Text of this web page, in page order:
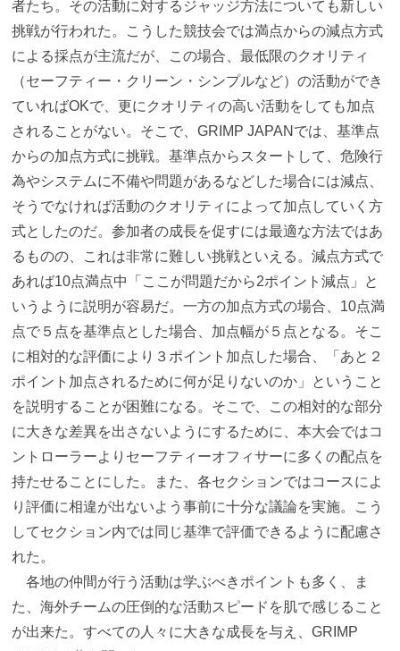
者たち。その活動に対するジャッジ方法についても新しい
挑戦が行われた。こうした競技会では満点からの減点方式
による採点が主流だが、この場合、最低限のクオリティ
（セーフティー・クリーン・シンプルなど）の活動ができ
ていればOKで、更にクオリティの高い活動をしても加点
されることがない。そこで、GRIMP JAPANでは、基準点
からの加点方式に挑戦。基準点からスタートして、危険行
為やシステムに不備や問題があるなどした場合には減点、
そうでなければ活動のクオリティによって加点していく方
式としたのだ。参加者の成長を促すには最適な方法ではあ
るものの、これは非常に難しい挑戦といえる。減点方式で
あれば10点満点中「ここが問題だから2ポイント減点」と
いうように説明が容易だ。一方の加点方式の場合、10点満
点で５点を基準点とした場合、加点幅が５点となる。そこ
に相対的な評価により３ポイント加点した場合、「あと２
ポイント加点されるために何が足りないのか」ということ
を説明することが困難になる。そこで、この相対的な部分
に大きな差異を出さないようにするために、本大会ではコ
ントローラーよりセーフティーオフィサーに多くの配点を
持たせることにした。また、各セクションではコースによ
り評価に相違が出ないよう事前に十分な議論を実施。こう
してセクション内では同じ基準で評価できるように配慮さ
れた。
各地の仲間が行う活動は学ぶべきポイントも多く、ま
た、海外チームの圧倒的な活動スピードを肌で感じること
が出来た。すべての人々に大きな成長を与え、GRIMP